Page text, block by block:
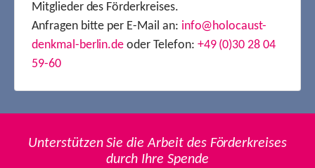
Mitglieder des Förderkreises.
Anfragen bitte per E-Mail an: info@holocaust-
denkmal-berlin.de oder Telefon: +49 (0)30 28 04
59-60
Unterstützen Sie die Arbeit des Förderkreises
durch Ihre Spende